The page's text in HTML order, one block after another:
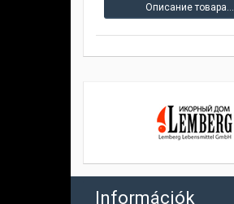
Описание товара…
Információk